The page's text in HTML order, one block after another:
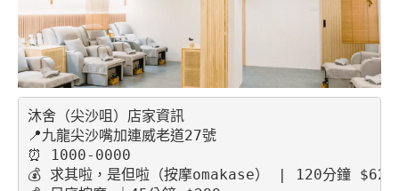
沐舍（尖沙咀）店家資訊
📍九龍尖沙嘴加連威老道27號
⏰ 1000-0000
💰 求其啦，是但啦（按摩omakase） | 120分鐘 $628